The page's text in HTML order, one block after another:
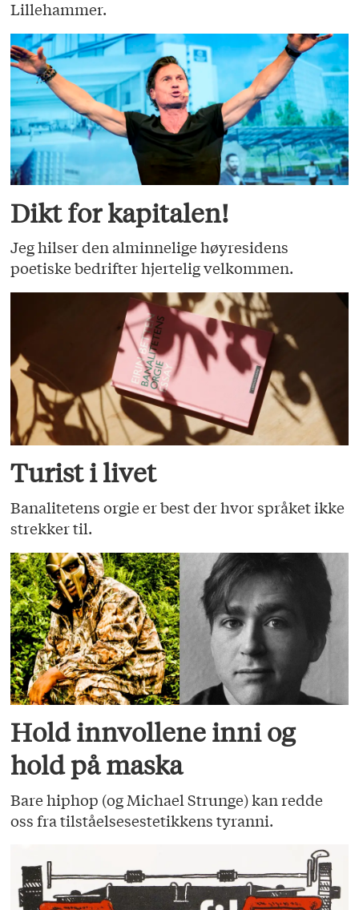
Lillehammer.
Dikt for kapitalen!
Jeg hilser den alminnelige høyresidens
poetiske bedrifter hjertelig velkommen.
Turist i livet
Banalitetens orgie er best der hvor språket ikke
strekker til.
Hold innvollene inni og
hold på maska
Bare hiphop (og Michael Strunge) kan redde
oss fra tilståelsesestetikkens tyranni.